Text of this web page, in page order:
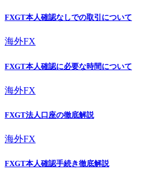
FXGT本人確認なしでの取引について
海外FX
FXGT本人確認に必要な時間について
海外FX
FXGT法人口座の徹底解説
海外FX
FXGT本人確認手続き徹底解説